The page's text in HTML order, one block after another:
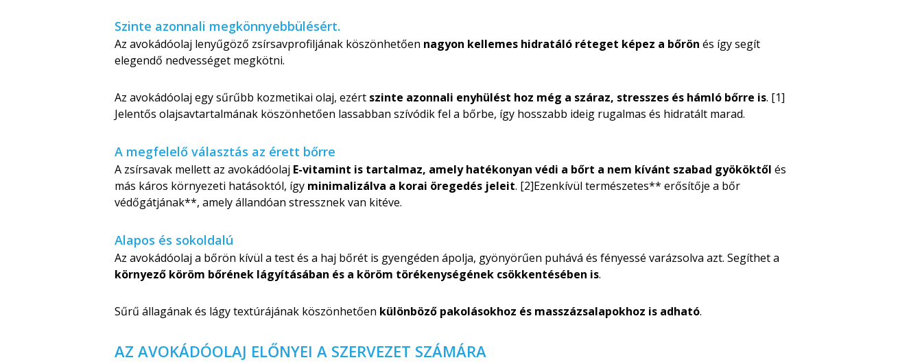
Szinte azonnali megkönnyebbülésért.
Az avokádóolaj lenyűgöző zsírsavprofiljának köszönhetően nagyon kellemes hidratáló réteget képez a bőrön és így segít
elegendő nedvességet megkötni.
Az avokádóolaj egy sűrűbb kozmetikai olaj, ezért szinte azonnali enyhülést hoz még a száraz, stresszes és hámló bőrre is. [1]
Jelentős olajsavtartalmának köszönhetően lassabban szívódik fel a bőrbe, így hosszabb ideig rugalmas és hidratált marad.
A megfelelő választás az érett bőrre
A zsírsavak mellett az avokádóolaj E-vitamint is tartalmaz, amely hatékonyan védi a bőrt a nem kívánt szabad gyököktől és
más káros környezeti hatásoktól, így minimalizálva a korai öregedés jeleit. [2]Ezenkívül természetes** erősítője a bőr
védőgátjának**, amely állandóan stressznek van kitéve.
Alapos és sokoldalú
Az avokádóolaj a bőrön kívül a test és a haj bőrét is gyengéden ápolja, gyönyörűen puhává és fényessé varázsolva azt. Segíthet a
környező köröm bőrének lágyításában és a köröm törékenységének csökkentésében is.
Sűrű állagának és lágy textúrájának köszönhetően különböző pakolásokhoz és masszázsalapokhoz is adható.
AZ AVOKÁDÓOLAJ ELŐNYEI A SZERVEZET SZÁMÁRA